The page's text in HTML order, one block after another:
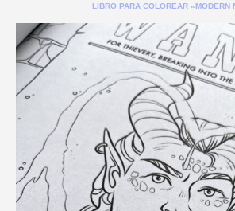
LIBRO PARA COLOREAR «MODERN